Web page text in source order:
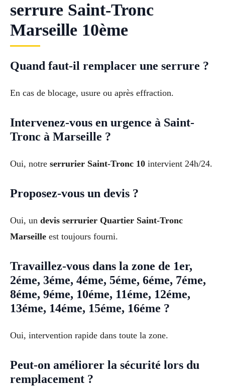
serrure Saint-Tronc
Marseille 10ème
Quand faut-il remplacer une serrure ?
En cas de blocage, usure ou après effraction.
Intervenez-vous en urgence à Saint-
Tronc à Marseille ?
Oui, notre serrurier Saint-Tronc 10 intervient 24h/24.
Proposez-vous un devis ?
Oui, un devis serrurier Quartier Saint-Tronc
Marseille est toujours fourni.
Travaillez-vous dans la zone de 1er,
2éme, 3éme, 4éme, 5éme, 6éme, 7éme,
8éme, 9éme, 10éme, 11éme, 12éme,
13éme, 14éme, 15éme, 16éme ?
Oui, intervention rapide dans toute la zone.
Peut-on améliorer la sécurité lors du
remplacement ?